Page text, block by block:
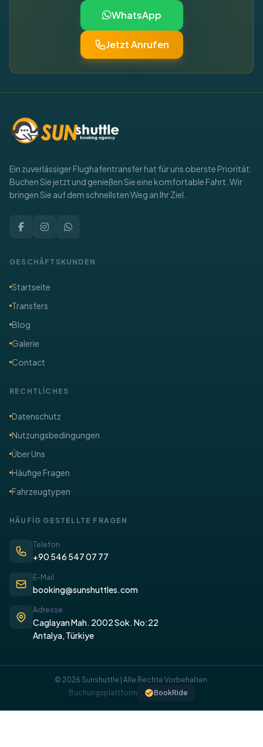
WhatsApp
Jetzt Anrufen
Ein zuverlässiger Flughafentransfer hat für uns oberste Priorität.
Buchen Sie jetzt und genießen Sie eine komfortable Fahrt. Wir
bringen Sie auf dem schnellsten Weg an Ihr Ziel.
GESCHÄFTSKUNDEN
Startseite
Transfers
Blog
Galerie
Contact
RECHTLİCHES
​Datenschutz
Nutzungsbedingungen
Über Uns
​Häufige Fragen
Fahrzeugtypen
​HÄUFİG GESTELLTE FRAGEN
Telefon
+90 546 547 07 77
E-Mail
booking@sunshuttles.com
Adresse
Caglayan Mah. 2002 Sok. No:22
Antalya, Türkiye
© 2026 Sunshuttle | Alle Rechte Vorbehalten.
Buchungsplattform
BookRide